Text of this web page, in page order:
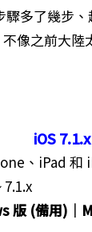
驟多了幾步
像之前大陸
iOS
、iPad 和
7.1.x
版 (備用